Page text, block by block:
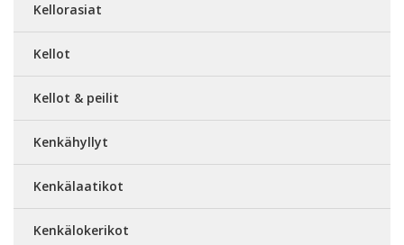
Kellorasiat
Kellot
Kellot & peilit
Kenkähyllyt
Kenkälaatikot
Kenkälokerikot